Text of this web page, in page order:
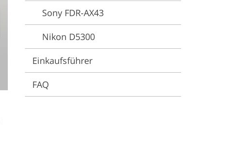
Sony FDR-AX43
Nikon D5300
Einkaufsführer
FAQ